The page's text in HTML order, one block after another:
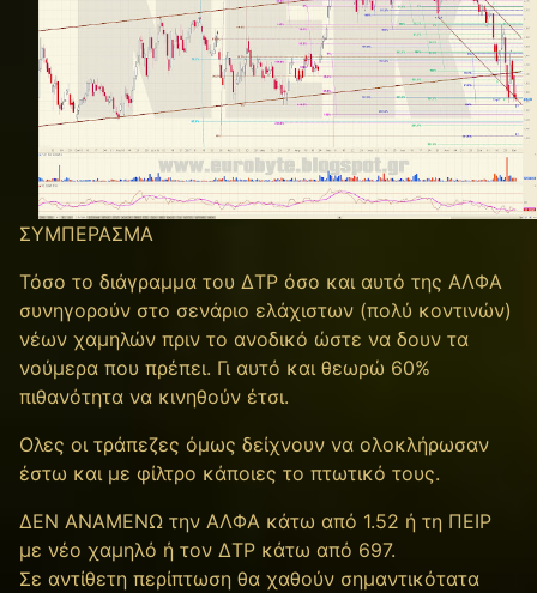
ΣΥΜΠΕΡΑΣΜΑ
Τόσο το διάγραμμα του ΔΤΡ όσο και αυτό της ΑΛΦΑ
συνηγορούν στο σενάριο ελάχιστων (πολύ κοντινών)
νέων χαμηλών πριν το ανοδικό ώστε να δουν τα
νούμερα που πρέπει. Γι αυτό και θεωρώ 60%
πιθανότητα να κινηθούν έτσι.
Ολες οι τράπεζες όμως δείχνουν να ολοκλήρωσαν
έστω και με φίλτρο κάποιες το πτωτικό τους.
ΔΕΝ ΑΝΑΜΕΝΩ την ΑΛΦΑ κάτω από 1.52 ή τη ΠΕΙΡ
με νέο χαμηλό ή τον ΔΤΡ κάτω από 697.
Σε αντίθετη περίπτωση θα χαθούν σημαντικότατα